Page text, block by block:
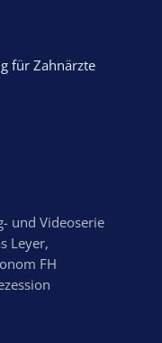
für Zahnärzte
und Videoserie
Leyer,
FH